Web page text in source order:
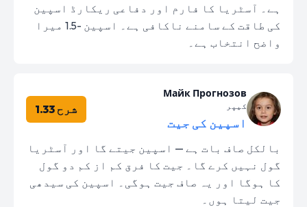
ہے۔ آسٹریا کا فارم اور دفاعی ریکارڈ اسپین
کی طاقت کے سامنے ناکافی ہے۔ اسپین -1.5 میرا
واضح انتخاب ہے۔
Майк Прогнозов
کیپر
اسپین کی جیت
شرح 1.33
بالکل صاف بات ہے — اسپین جیتے گا اور آسٹریا
گول نہیں کرے گا۔ جیت کا فرق کم از کم دو گول
کا ہوگا اور یہ صاف جیت ہوگی۔ اسپین کی سیدھی
جیت لیتا ہوں۔